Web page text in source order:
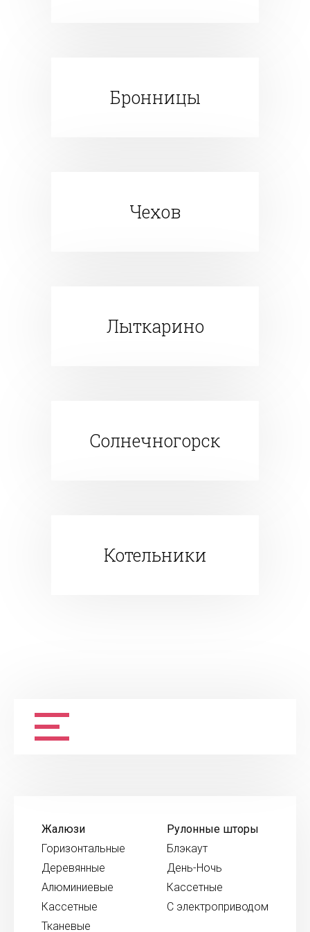
Бронницы
Чехов
Лыткарино
Солнечногорск
Котельники
Жалюзи
Горизонтальные
Деревянные
Алюминиевые
Кассетные
Тканевые
Рулонные шторы
Блэкаут
День-Ночь
Кассетные
С электроприводом